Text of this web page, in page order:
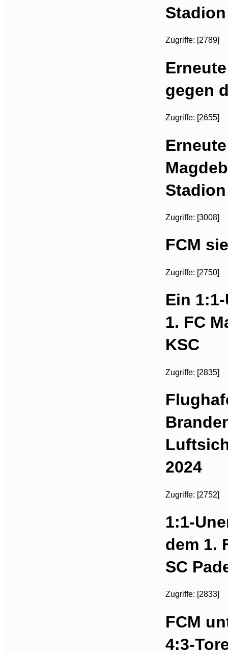
Zugriffe: [2789]
gegen
Zugriffe: [2655]
Stadion
Zugriffe: [3008]
FCM
Zugriffe: [2750]
Ein
1. FC
KSC
Zugriffe: [2835]
2024
Zugriffe: [2752]
1:1-
dem 1.
SC
Zugriffe: [2833]
FCM
4:3-